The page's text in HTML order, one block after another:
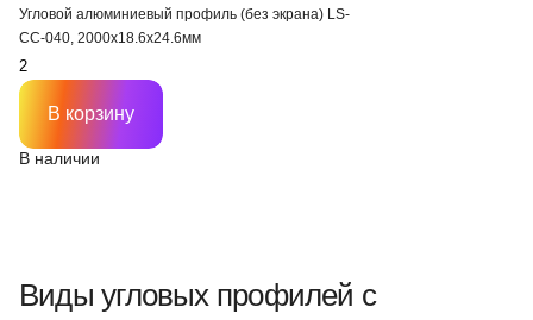
Угловой алюминиевый профиль (без экрана) LS-
СС-040, 2000х18.6х24.6мм
В наличии
В корзину
Виды угловых профилей с